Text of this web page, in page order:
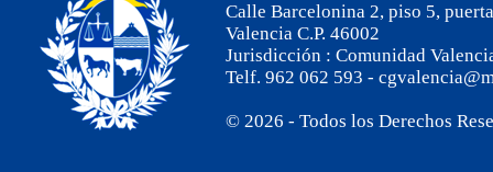
Calle Barcelonina 2, piso 5,
Valencia C.P. 46002
Jurisdicción : Comunidad
Telf. 962 062 593 -
© 2026 - Todos los Derechos